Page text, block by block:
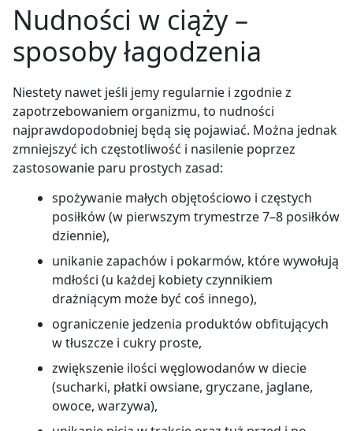
Nudności w ciąży–
sposoby łagodzenia
Niestety nawet jeśli jemy regularnie i zgodnie z
zapotrzebowaniem organizmu, to nudności
najprawdopodobniej będą się pojawiać. Można jednak
zmniejszyć ich częstotliwość i nasilenie poprzez
zastosowanie paru prostych zasad:
spożywanie małych objętościowo i częstych
posiłków (w pierwszym trymestrze 7–8 posiłków
dziennie),
unikanie zapachów i pokarmów, które wywołują
mdłości (u każdej kobiety czynnikiem
drażniącym może być coś innego),
ograniczenie jedzenia produktów obfitujących
w tłuszcze i cukry proste,
zwiększenie ilości węglowodanów w diecie
(sucharki, płatki owsiane, gryczane, jaglane,
owoce, warzywa),